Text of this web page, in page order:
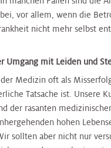
vor allem, wenn die
nicht mehr selbst
Umgang mit Leiden und
Medizin oft als
Tatsache ist. Unsere
der rasanten
hohen
sollten aber nicht nur